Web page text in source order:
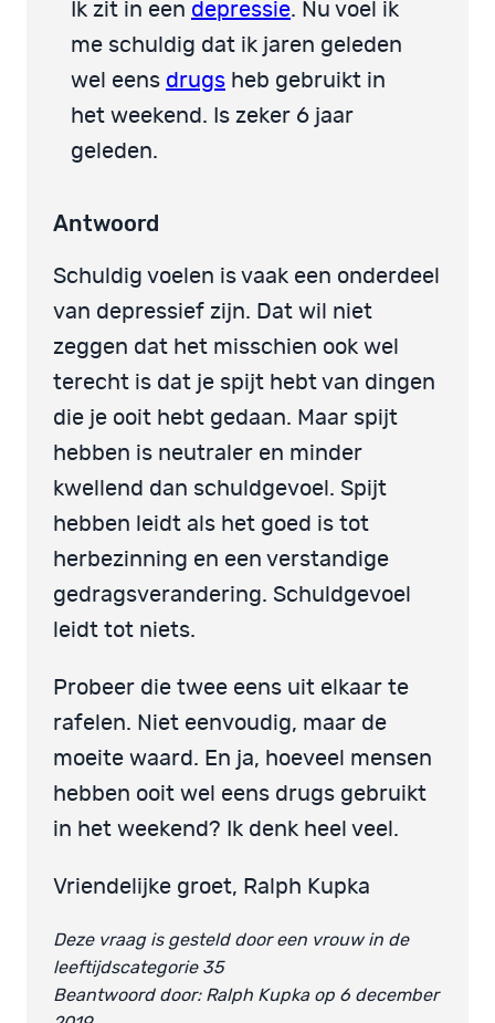
Ik zit in een depressie. Nu voel ik
me schuldig dat ik jaren geleden
wel eens drugs heb gebruikt in
het weekend. Is zeker 6 jaar
geleden.
Antwoord
Schuldig voelen is vaak een onderdeel
van depressief zijn. Dat wil niet
zeggen dat het misschien ook wel
terecht is dat je spijt hebt van dingen
die je ooit hebt gedaan. Maar spijt
hebben is neutraler en minder
kwellend dan schuldgevoel. Spijt
hebben leidt als het goed is tot
herbezinning en een verstandige
gedragsverandering. Schuldgevoel
leidt tot niets.
Probeer die twee eens uit elkaar te
rafelen. Niet eenvoudig, maar de
moeite waard. En ja, hoeveel mensen
hebben ooit wel eens drugs gebruikt
in het weekend? Ik denk heel veel.
Vriendelijke groet, Ralph Kupka
Deze vraag is gesteld door een vrouw in de
leeftijdscategorie 35
Beantwoord door: Ralph Kupka op 6 december